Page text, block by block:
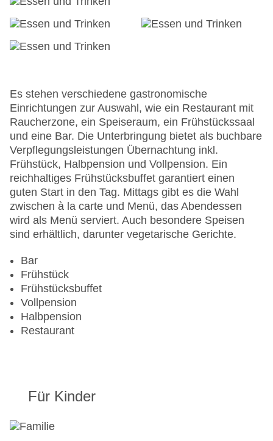
Letzte umfassende Renovierung: 2006
Lift
Anzahl der Aufzüge: 1
Gesamtanzahl der Stockwerke: 0
Gesamtanzahl der Zimmer: 45
Pools:Indoor Pool, Outdoor Pool, Liegen am Pool
Zahlungsarten: American Express, Diners Club,
Mastercard, Visa
Landeskategorie: 4 Sterne
Es stehen verschiedene gastronomische
Einrichtungen zur Auswahl, wie ein Restaurant mit
Raucherzone, ein Speiseraum, ein Frühstückssaal
und eine Bar. Die Unterbringung bietet als buchbare
Verpflegungsleistungen Übernachtung inkl.
Frühstück, Halbpension und Vollpension. Ein
reichhaltiges Frühstücksbuffet garantiert einen
guten Start in den Tag. Mittags gibt es die Wahl
zwischen à la carte und Menü, das Abendessen
wird als Menü serviert. Auch besondere Speisen
sind erhältlich, darunter vegetarische Gerichte.
Bar
Frühstück
Frühstücksbuffet
Vollpension
Halbpension
Restaurant
Für Kinder